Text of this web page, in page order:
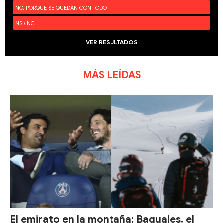
NO, PORQUE SE QUEDAN CON TODO
NS / NC
VER RESULTADOS
MÁS LEÍDAS
El emirato en la montaña: Baguales, el